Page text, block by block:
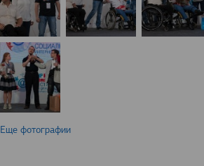
Еще фотографии